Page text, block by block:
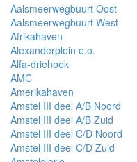
Aalsmeerwegbuurt Oost
Aalsmeerwegbuurt West
Afrikahaven
Alexanderplein e.o.
Alfa-driehoek
AMC
Amerikahaven
Amstel III deel A/B Noord
Amstel III deel A/B Zuid
Amstel III deel C/D Noord
Amstel III deel C/D Zuid